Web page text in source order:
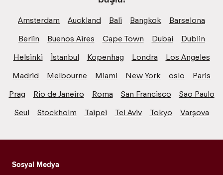
Amsterdam Auckland Bali Bangkok
Barselona
Berlin
Buenos Aires Cape Town Dubai
Dublin
Helsinki
İstanbul Kopenhag Londra
Los Angeles
Madrid
Melbourne Miami New York oslo
Paris
Prag
Rio de Janeiro Roma San Francisco
Sao Paulo
Seul
Stockholm Taipei Tel Aviv Tokyo Varşova
Sosyal Medya